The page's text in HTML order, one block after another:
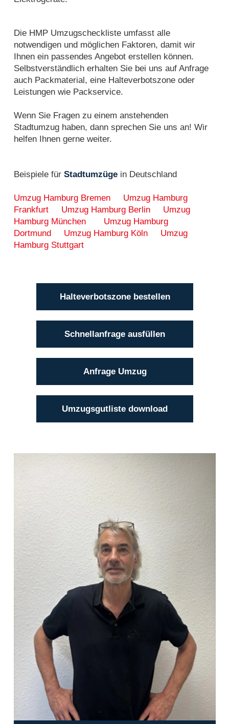
Die HMP Umzugscheckliste umfasst alle
notwendigen und möglichen Faktoren, damit wir
Ihnen ein passendes Angebot erstellen können.
Selbstverständlich erhalten Sie bei uns auf Anfrage
auch Packmaterial, eine Halteverbotszone oder
Leistungen wie Packservice.
Wenn Sie Fragen zu einem anstehenden
Stadtumzug haben, dann sprechen Sie uns an! Wir
helfen Ihnen gerne weiter.
Beispiele für Stadtumzüge in Deutschland
Umzug Hamburg Bremen
Umzug Hamburg
Frankfurt
Umzug Hamburg Berlin
Umzug
Hamburg München
Umzug Hamburg
Dortmund
Umzug Hamburg Köln
Umzug
Hamburg Stuttgart
Halteverbotszone bestellen
Schnellanfrage ausfüllen
Anfrage Umzug
Umzugsgutliste download
(04101) 856 56 - 17